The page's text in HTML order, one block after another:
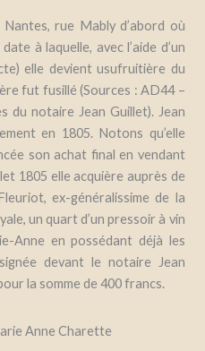
rue Mably d’abord où
à laquelle, avec l’aide d’un
elle devient usufruitière du
fut fusillé (Sources : AD44 –
du notaire Jean Guillet). Jean
en 1805. Notons qu’elle
son achat final en vendant
1805 elle acquière auprès de
ex-généralissime de la
un quart d’un pressoir à vin
Anne en possédant déjà les
devant le notaire Jean
la somme de 400 francs.